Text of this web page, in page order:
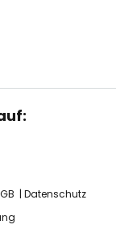
Datenschutz